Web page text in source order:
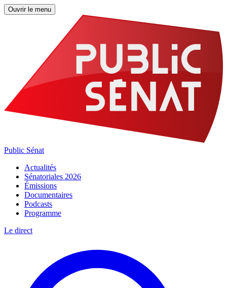
Ouvrir le menu
Public Sénat
Actualités
Sénatoriales 2026
Émissions
Documentaires
Podcasts
Programme
Le direct